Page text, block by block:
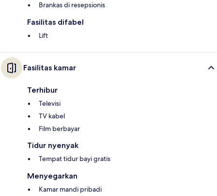
Brankas di resepsionis
Fasilitas difabel
Lift
Fasilitas kamar
Terhibur
Televisi
TV kabel
Film berbayar
Tidur nyenyak
Tempat tidur bayi gratis
Menyegarkan
Kamar mandi pribadi